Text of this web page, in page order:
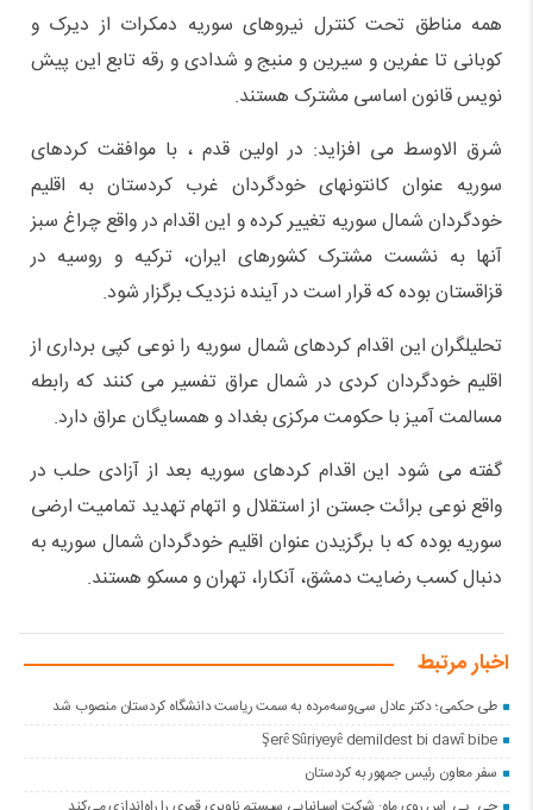
همه مناطق تحت کنترل نیروهای سوریه دمکرات از دیرک و
کوبانی تا عفرین و سیرین و منبج و شدادی و رقه تابع این پیش
نویس قانون اساسی مشترک هستند.
شرق الاوسط می افزاید: در اولین قدم ، با موافقت کردهای
سوریه عنوان کانتونهای خودگردان غرب کردستان به اقلیم
خودگردان شمال سوریه تغییر کرده و این اقدام در واقع چراغ سبز
آنها به نشست مشترک کشورهای ایران، ترکیه و روسیه در
قزاقستان بوده که قرار است در آینده نزدیک برگزار شود.
تحلیلگران این اقدام کردهای شمال سوریه را نوعی کپی برداری از
اقلیم خودگردان کردی در شمال عراق تفسیر می کنند که رابطه
مسالمت آمیز با حکومت مرکزی بغداد و همسایگان عراق دارد.
گفته می شود این اقدام کردهای سوریه بعد از آزادی حلب در
واقع نوعی برائت جستن از استقلال و اتهام تهدید تمامیت ارضی
سوریه بوده که با برگزیدن عنوان اقلیم خودگردان شمال سوریه به
دنبال کسب رضایت دمشق، آنکارا، تهران و مسکو هستند.
اخبار مرتبط
طی حکمی؛ دکتر عادل سی‌وسه‌مرده به سمت ریاست دانشگاه کردستان منصوب شد
Şerê Sûriyeyê demildest bi dawî bibe
سفر معاون رئیس جمهور به کردستان